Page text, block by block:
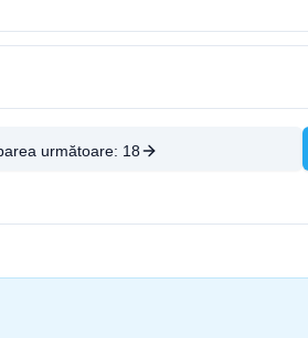
următoare: 18